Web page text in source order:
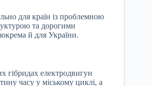
для країн із проблемною
та дорогими
й для України.
гібридах електродвигун
часу у міському циклі, а